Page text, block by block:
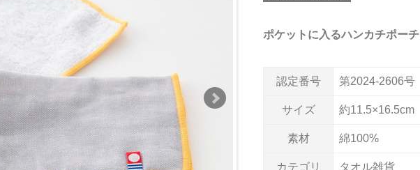
ポケットに入るハンカチポーチ
認定番号 第2024-2606号
サイズ 約11.5×16.5cm
素材 綿100%
カテゴリ タオル雑貨